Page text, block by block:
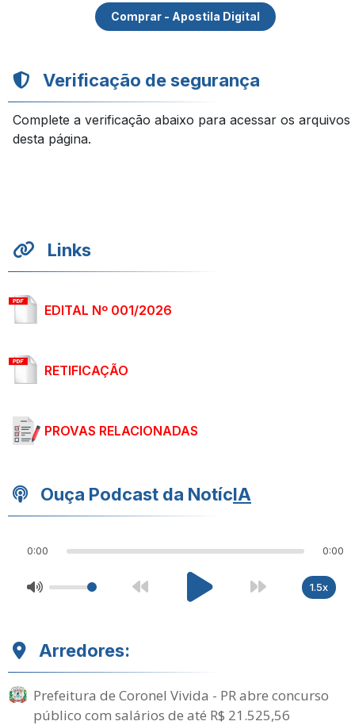
Comprar - Apostila Digital
Verificação de segurança
Complete a verificação abaixo para acessar os arquivos
desta página.
Links
EDITAL Nº 001/2026
RETIFICAÇÃO
PROVAS RELACIONADAS
Ouça Podcast da NotícIA
0:00 0:00
1.5x
Arredores:
Prefeitura de Coronel Vivida - PR abre concurso
público com salários de até R$ 21.525,56